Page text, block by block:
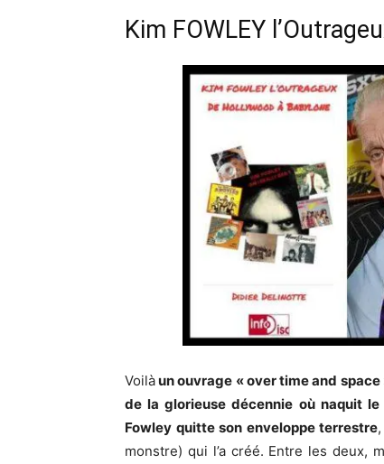
Kim FOWLEY
Voilàun ouvrage « over time and space
de la glorieuse décennie où naquit le
Fowley quitte son enveloppe terrestre
monstre) qui l’a créé. Entre les deux,